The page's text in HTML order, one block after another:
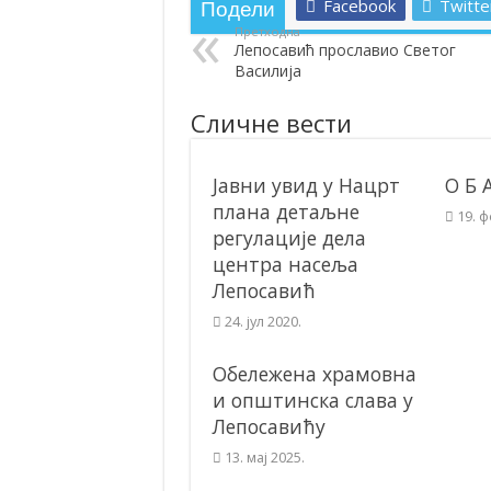
Полагањем венаца и свечаном
Братске и пријатељске општине и
Подели Facebook
Претходна
Лепосавић прославио Светог
Василија
Сличне вести
Јавни увид у Нацрт
плана детаљне
регулације дела
центра насеља
Лепосавић
24. јул 2020.
О Б
19.
Обележена храмовна
и општинска слава у
Лепосавићу
13. мај 2025.